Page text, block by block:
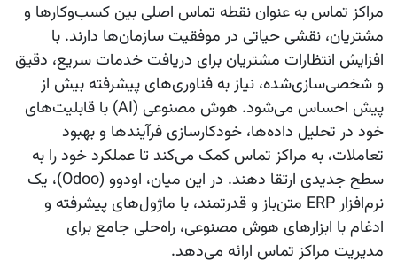
مراکز تماس به عنوان نقطه تماس اصلی بین کسب‌وکارها و
مشتریان، نقشی حیاتی در موفقیت سازمان‌ها دارند. با
افزایش انتظارات مشتریان برای دریافت خدمات سریع، دقیق
و شخصی‌سازی‌شده، نیاز به فناوری‌های پیشرفته بیش از
پیش احساس می‌شود. هوش مصنوعی (AI) با قابلیت‌های
خود در تحلیل داده‌ها، خودکارسازی فرآیندها و بهبود
تعاملات، به مراکز تماس کمک می‌کند تا عملکرد خود را به
سطح جدیدی ارتقا دهند. در این میان، اودوو (Odoo)
، یک
نرم‌افزار ERP متن‌باز و قدرتمند، با ماژول‌های پیشرفته و
ادغام با ابزارهای هوش مصنوعی، راه‌حلی جامع برای
مدیریت مراکز تماس ارائه می‌دهد.